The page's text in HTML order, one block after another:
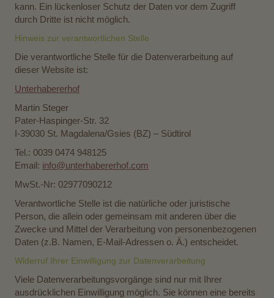
kann. Ein lückenloser Schutz der Daten vor dem Zugriff
durch Dritte ist nicht möglich.
Hinweis zur verantwortlichen Stelle
Die verantwortliche Stelle für die Datenverarbeitung auf
dieser Website ist:
Unterhabererhof
Martin Steger
Pater-Haspinger-Str. 32
I-39030 St. Magdalena/Gsies (BZ) – Südtirol
Tel.: 0039 0474 948125
Email: info@unterhabererhof.com
MwSt.-Nr: 02977090212
Verantwortliche Stelle ist die natürliche oder juristische
Person, die allein oder gemeinsam mit anderen über die
Zwecke und Mittel der Verarbeitung von personenbezogenen
Daten (z.B. Namen, E-Mail-Adressen o. Ä.) entscheidet.
Widerruf Ihrer Einwilligung zur Datenverarbeitung
Viele Datenverarbeitungsvorgänge sind nur mit Ihrer
ausdrücklichen Einwilligung möglich. Sie können eine bereits